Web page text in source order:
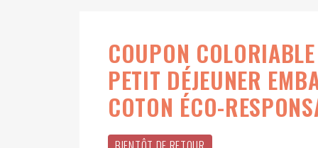
COUPON
PETIT DÉJEUNER
COTON ÉCO-